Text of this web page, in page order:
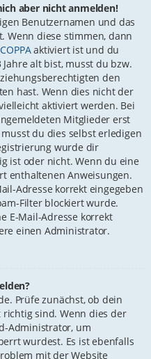
aber nicht anmelden!
Benutzernamen und das
Wenn diese stimmen, dann
COPPAaktiviert ist und du
alt bist, musst du bzw.
den
hast. Wenn dies nicht der
aktiviert werden. Bei
Mitglieder erst
du dies selbst erledigen
wurde dir
ist oder nicht. Wenn du eine
enthaltenen Anweisungen.
Adresse korrekt eingegeben
Filter blockiert wurde.
E-Mail-Adresse korrekt
einen Administrator.
Prüfe zunächst, ob dein
sind. Wenn dies der
Administrator, um
wurdest. Es ist ebenfalls
mit der Website